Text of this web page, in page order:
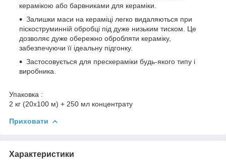
керамікою або барвниками для кераміки.
Залишки маси на кераміці легко видаляються при
піскоструминній обробці під дуже низьким тиском. Це
дозволяє дуже обережно обробляти кераміку,
забезпечуючи її ідеальну підгонку.
Застосовується для прескераміки будь-якого типу і
виробника.
Упаковка :
2 кг (20х100 м) + 250 мл концентрату
Приховати
Характеристики